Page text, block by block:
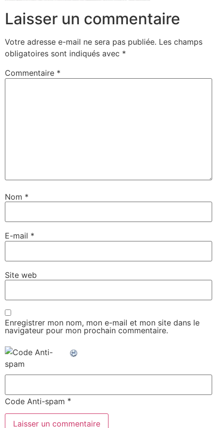
Laisser un commentaire
Votre adresse e-mail ne sera pas publiée. Les champs
obligatoires sont indiqués avec *
Commentaire *
Nom *
E-mail *
Site web
Enregistrer mon nom, mon e-mail et mon site dans le
navigateur pour mon prochain commentaire.
Code Anti-spam *